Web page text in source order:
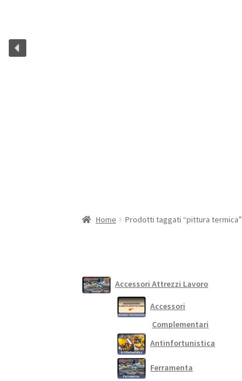
Home Prodotti taggati “pittura termica”
Accessori Attrezzi Lavoro
Accessori
Complementari
Antinfortunistica
Ferramenta